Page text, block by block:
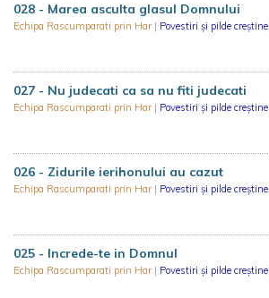
028 - Marea asculta glasul Domnului
Echipa Rascumparati prin Har | Povestiri și pilde creștine
027 - Nu judecati ca sa nu fiti judecati
Echipa Rascumparati prin Har | Povestiri și pilde creștine
026 - Zidurile ierihonului au cazut
Echipa Rascumparati prin Har | Povestiri și pilde creștine
025 - Increde-te in Domnul
Echipa Rascumparati prin Har | Povestiri și pilde creștine